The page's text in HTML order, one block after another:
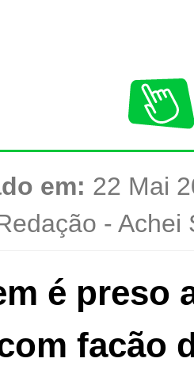
em: 22 Mai
- Achei
é preso
facão